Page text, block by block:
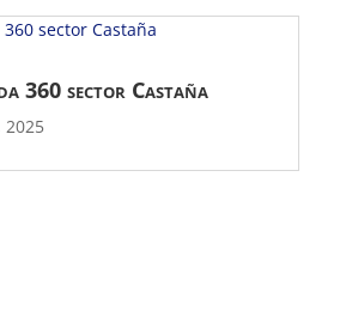
360 sector Castaña
2025